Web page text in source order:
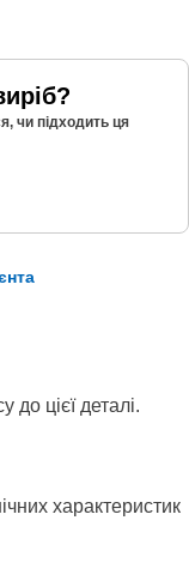
чи підходить ця
цієї деталі.
характеристик